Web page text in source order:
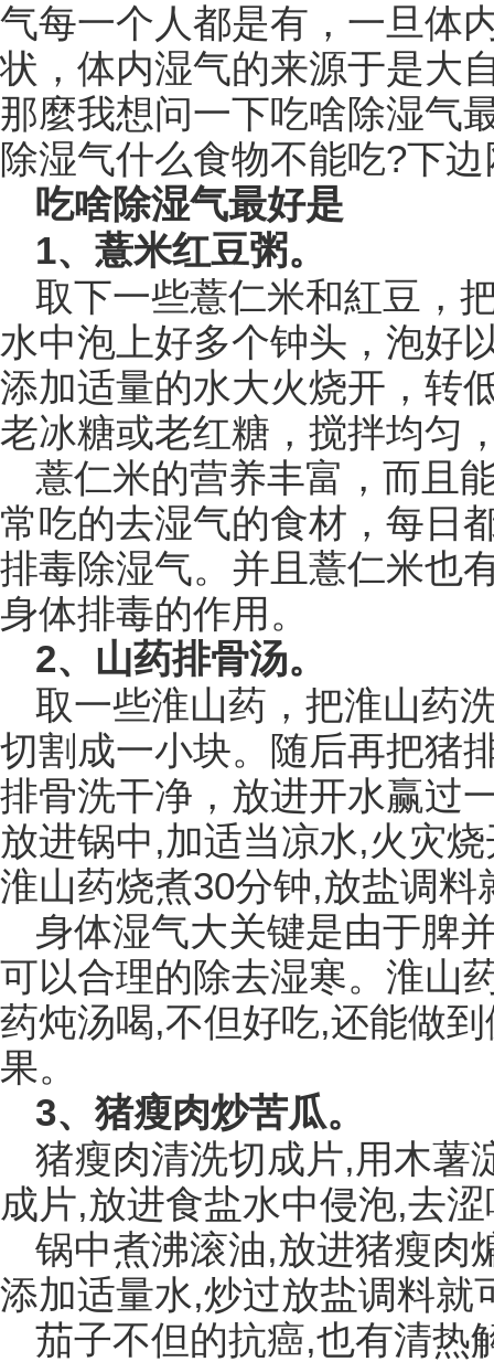
气每一个人都是有，一旦体
状，体内湿气的来源于是大
那麼我想问一下吃啥除湿气
除湿气什么食物不能吃?下
吃啥除湿气最好是
1、薏米红豆粥。
取下一些薏仁米和紅豆，
水中泡上好多个钟头，泡好
添加适量的水大火烧开，转
老冰糖或老红糖，搅拌均匀
薏仁米的营养丰富，而且
常吃的去湿气的食材，每日
排毒除湿气。并且薏仁米也
身体排毒的作用。
2、山药排骨汤。
取一些淮山药，把淮山药
切割成一小块。随后再把猪
排骨洗干净，放进开水赢过
放进锅中,加适当凉水,火灾
淮山药烧煮30分钟,放盐调料
身体湿气大关键是由于脾
可以合理的除去湿寒。淮山
药炖汤喝,不但好吃,还能做
果。
3、猪瘦肉炒苦瓜。
猪瘦肉清洗切成片,用木薯
成片,放进食盐水中侵泡,去
锅中煮沸滚油,放进猪瘦肉
添加适量水,炒过放盐调料就
茄子不但的抗癌,也有清热